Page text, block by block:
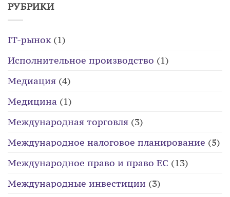
РУБРИКИ
IT-рынок(1)
Исполнительное производство (1)
Медиация (4)
Медицина (1)
Международная торговля (3)
Международное налоговое планирование (5)
Международное право и право ЕС (13)
Международные инвестиции (3)